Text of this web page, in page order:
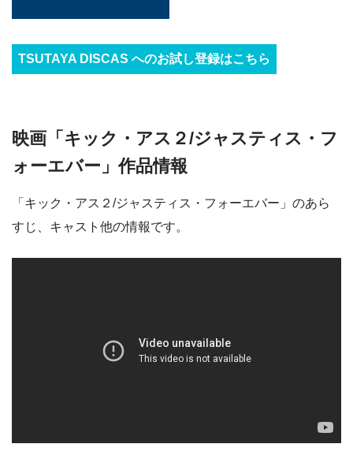
TSUTAYA DISCAS へのお試し登録はこちら
映画「キック・アス２/ジャスティス・フ
ォーエバー」作品情報
「キック・アス２/ジャスティス・フォーエバー」のあら
すじ、キャスト他の情報です。